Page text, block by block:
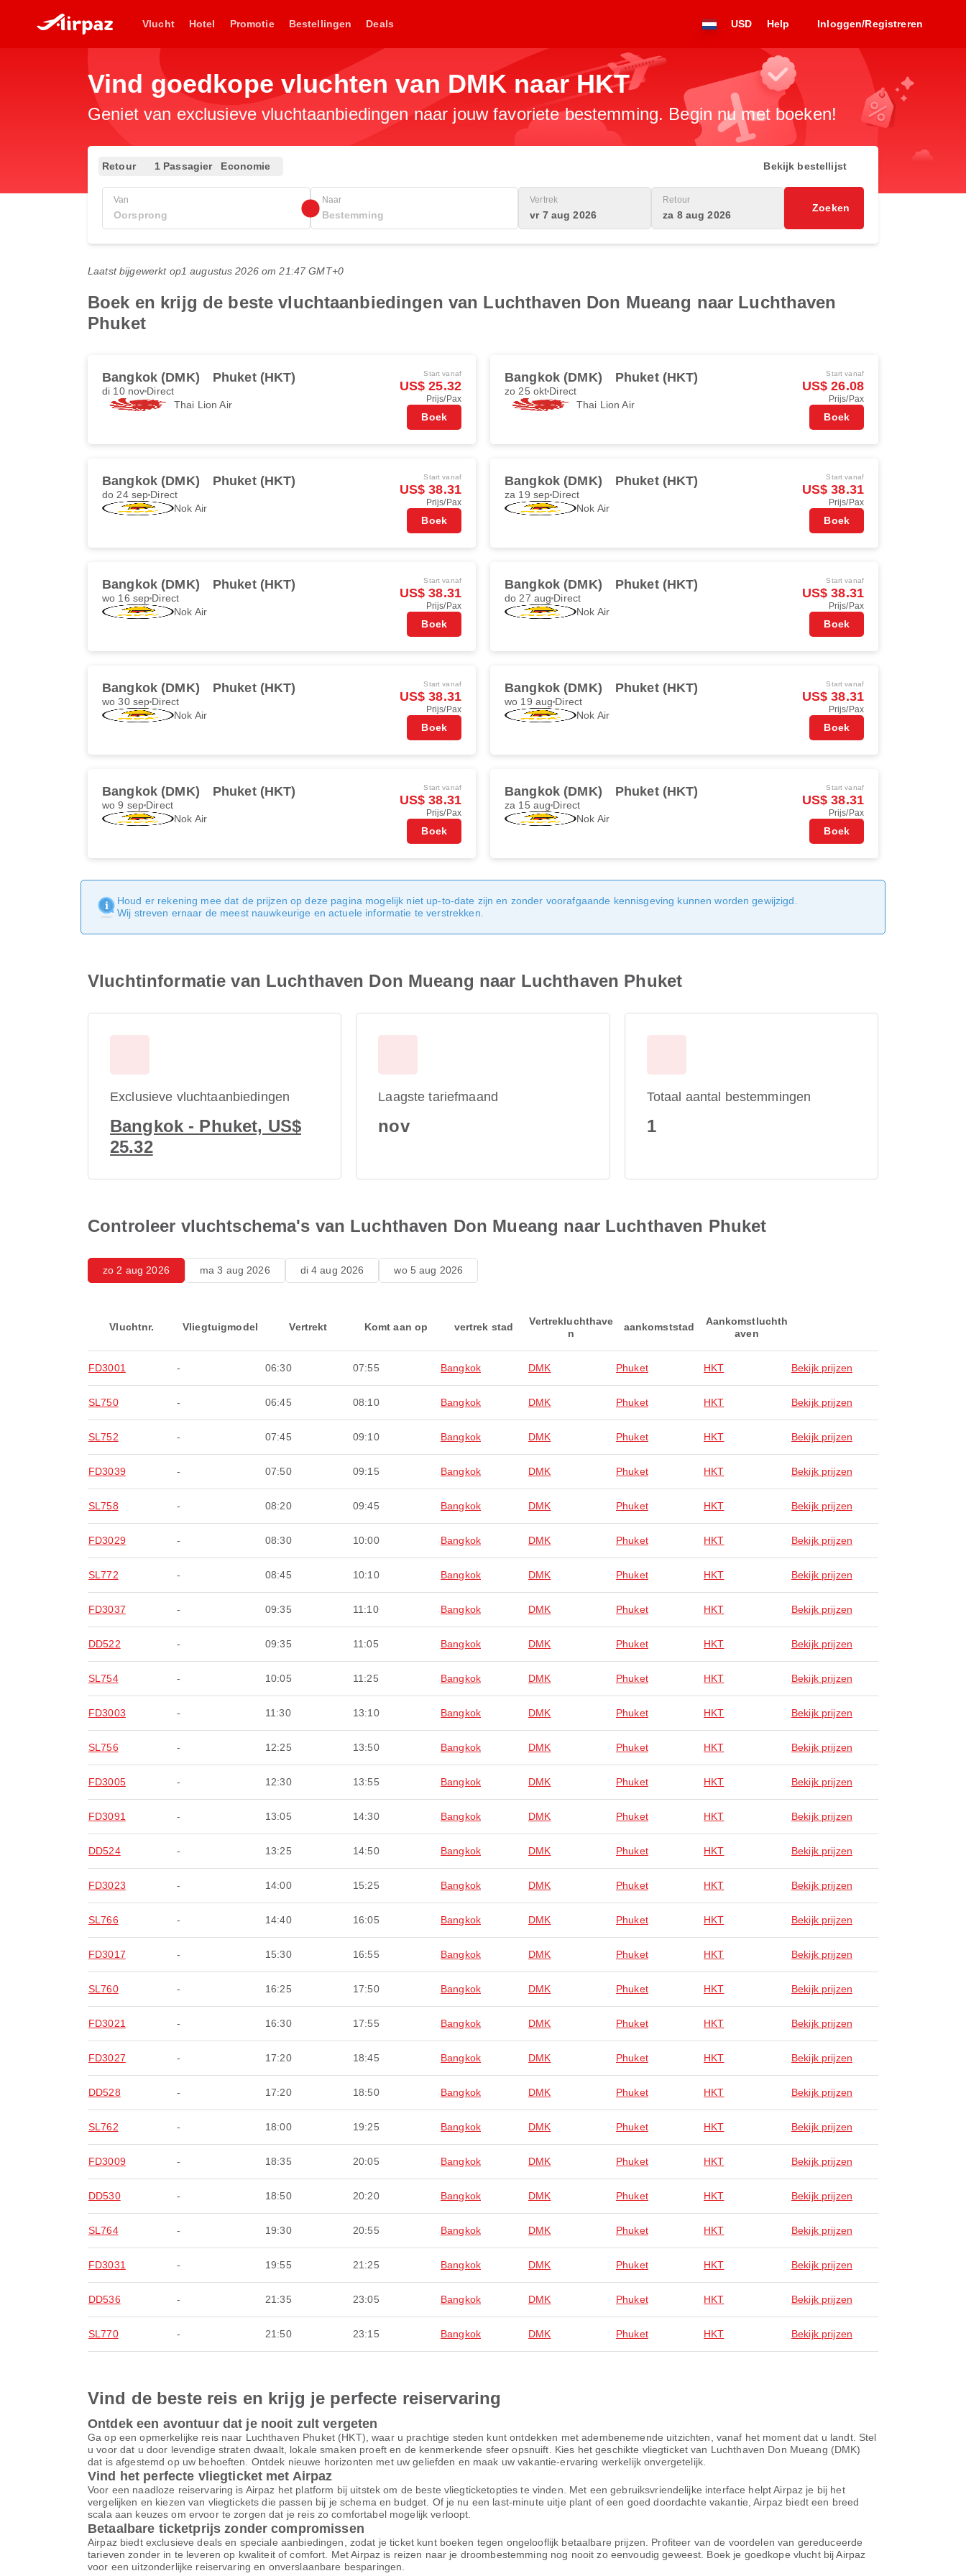
Vlucht Hotel Promotie Bestellingen Deals USD Help Inloggen/Registreren
Vind goedkope vluchten van DMK naar HKT
Geniet van exclusieve vluchtaanbiedingen naar jouw favoriete bestemming. Begin nu met boeken!
Retour 1 Passagier Economie Bekijk bestellijst
Van Naar Vertrek
vr 7 aug 2026
Retour
za 8 aug 2026
Zoeken
Laatst bijgewerkt op1 augustus 2026 om 21:47 GMT+0
Boek en krijg de beste vluchtaanbiedingen van Luchthaven Don Mueang naar Luchthaven
Phuket
Bangkok (DMK) Phuket (HKT)
di 10 nov Direct
Thai Lion Air
Start vanaf
US$ 25.32
Prijs/Pax
Boek
Bangkok (DMK) Phuket (HKT)
zo 25 okt Direct
Thai Lion Air
Start vanaf
US$ 26.08
Prijs/Pax
Boek
Bangkok (DMK) Phuket (HKT)
do 24 sep Direct
Nok Air
Start vanaf
US$ 38.31
Prijs/Pax
Boek
Bangkok (DMK) Phuket (HKT)
za 19 sep Direct
Nok Air
Start vanaf
US$ 38.31
Prijs/Pax
Boek
Bangkok (DMK) Phuket (HKT)
wo 16 sep Direct
Nok Air
Start vanaf
US$ 38.31
Prijs/Pax
Boek
Bangkok (DMK) Phuket (HKT)
do 27 aug Direct
Nok Air
Start vanaf
US$ 38.31
Prijs/Pax
Boek
Bangkok (DMK) Phuket (HKT)
wo 30 sep Direct
Nok Air
Start vanaf
US$ 38.31
Prijs/Pax
Boek
Bangkok (DMK) Phuket (HKT)
wo 19 aug Direct
Nok Air
Start vanaf
US$ 38.31
Prijs/Pax
Boek
Bangkok (DMK) Phuket (HKT)
wo 9 sep Direct
Nok Air
Start vanaf
US$ 38.31
Prijs/Pax
Boek
Bangkok (DMK) Phuket (HKT)
za 15 aug Direct
Nok Air
Start vanaf
US$ 38.31
Prijs/Pax
Boek
Houd er rekening mee dat de prijzen op deze pagina mogelijk niet up-to-date zijn en zonder voorafgaande kennisgeving kunnen worden gewijzigd.
Wij streven ernaar de meest nauwkeurige en actuele informatie te verstrekken.
Vluchtinformatie van Luchthaven Don Mueang naar Luchthaven Phuket
Exclusieve vluchtaanbiedingen
Bangkok - Phuket, US$
25.32
Laagste tariefmaand
nov
Totaal aantal bestemmingen
1
Controleer vluchtschema's van Luchthaven Don Mueang naar Luchthaven Phuket
zo 2 aug 2026 ma 3 aug 2026 di 4 aug 2026 wo 5 aug 2026
Vluchtnr. Vliegtuigmodel Vertrekt Komt aan op vertrek stad
Vertrekluchthave
n
aankomststad
Aankomstluchth
aven
FD3001 - 06:30 07:55 Bangkok DMK Phuket HKT Bekijk prijzen
SL750 - 06:45 08:10 Bangkok DMK Phuket HKT Bekijk prijzen
SL752 - 07:45 09:10 Bangkok DMK Phuket HKT Bekijk prijzen
FD3039 - 07:50 09:15 Bangkok DMK Phuket HKT Bekijk prijzen
SL758 - 08:20 09:45 Bangkok DMK Phuket HKT Bekijk prijzen
FD3029 - 08:30 10:00 Bangkok DMK Phuket HKT Bekijk prijzen
SL772 - 08:45 10:10 Bangkok DMK Phuket HKT Bekijk prijzen
FD3037 - 09:35 11:10 Bangkok DMK Phuket HKT Bekijk prijzen
DD522 - 09:35 11:05 Bangkok DMK Phuket HKT Bekijk prijzen
SL754 - 10:05 11:25 Bangkok DMK Phuket HKT Bekijk prijzen
FD3003 - 11:30 13:10 Bangkok DMK Phuket HKT Bekijk prijzen
SL756 - 12:25 13:50 Bangkok DMK Phuket HKT Bekijk prijzen
FD3005 - 12:30 13:55 Bangkok DMK Phuket HKT Bekijk prijzen
FD3091 - 13:05 14:30 Bangkok DMK Phuket HKT Bekijk prijzen
DD524 - 13:25 14:50 Bangkok DMK Phuket HKT Bekijk prijzen
FD3023 - 14:00 15:25 Bangkok DMK Phuket HKT Bekijk prijzen
SL766 - 14:40 16:05 Bangkok DMK Phuket HKT Bekijk prijzen
FD3017 - 15:30 16:55 Bangkok DMK Phuket HKT Bekijk prijzen
SL760 - 16:25 17:50 Bangkok DMK Phuket HKT Bekijk prijzen
FD3021 - 16:30 17:55 Bangkok DMK Phuket HKT Bekijk prijzen
FD3027 - 17:20 18:45 Bangkok DMK Phuket HKT Bekijk prijzen
DD528 - 17:20 18:50 Bangkok DMK Phuket HKT Bekijk prijzen
SL762 - 18:00 19:25 Bangkok DMK Phuket HKT Bekijk prijzen
FD3009 - 18:35 20:05 Bangkok DMK Phuket HKT Bekijk prijzen
DD530 - 18:50 20:20 Bangkok DMK Phuket HKT Bekijk prijzen
SL764 - 19:30 20:55 Bangkok DMK Phuket HKT Bekijk prijzen
FD3031 - 19:55 21:25 Bangkok DMK Phuket HKT Bekijk prijzen
DD536 - 21:35 23:05 Bangkok DMK Phuket HKT Bekijk prijzen
SL770 - 21:50 23:15 Bangkok DMK Phuket HKT Bekijk prijzen
Vind de beste reis en krijg je perfecte reiservaring
Ontdek een avontuur dat je nooit zult vergeten
Ga op een opmerkelijke reis naar Luchthaven Phuket (HKT), waar u prachtige steden kunt ontdekken met adembenemende uitzichten, vanaf het moment dat u landt. Stel
u voor dat u door levendige straten dwaalt, lokale smaken proeft en de kenmerkende sfeer opsnuift. Kies het geschikte vliegticket van Luchthaven Don Mueang (DMK)
dat is afgestemd op uw behoeften. Ontdek nieuwe horizonten met uw geliefden en maak uw vakantie-ervaring werkelijk onvergetelijk.
Vind het perfecte vliegticket met Airpaz
Voor een naadloze reiservaring is Airpaz het platform bij uitstek om de beste vliegticketopties te vinden. Met een gebruiksvriendelijke interface helpt Airpaz je bij het
vergelijken en kiezen van vliegtickets die passen bij je schema en budget. Of je nu een last-minute uitje plant of een goed doordachte vakantie, Airpaz biedt een breed
scala aan keuzes om ervoor te zorgen dat je reis zo comfortabel mogelijk verloopt.
Betaalbare ticketprijs zonder compromissen
Airpaz biedt exclusieve deals en speciale aanbiedingen, zodat je ticket kunt boeken tegen ongelooflijk betaalbare prijzen. Profiteer van de voordelen van gereduceerde
tarieven zonder in te leveren op kwaliteit of comfort. Met Airpaz is reizen naar je droombestemming nog nooit zo eenvoudig geweest. Boek je goedkope vlucht bij Airpaz
voor een uitzonderlijke reiservaring en onverslaanbare besparingen.